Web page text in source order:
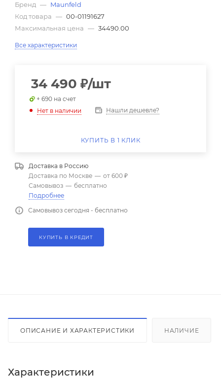
Бренд — Maunfeld
Код товара — 00-01191627
Максимальная цена — 34490.00
Все характеристики
34 490 ₽/шт
+ 690 на счет
Нет в наличии
Нашли дешевле?
КУПИТЬ В 1 КЛИК
Доставка в Россию
Доставка по Москве — от 600 ₽
Самовывоз — бесплатно
Подробнее
Самовывоз сегодня - бесплатно
КУПИТЬ В КРЕДИТ
ОПИСАНИЕ И ХАРАКТЕРИСТИКИ НАЛИЧИЕ
Характеристики